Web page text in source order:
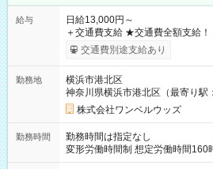
給与
日給13,000円～
＋交通費支給 ★交通費全額支給！ ┗案件により規定あり ★日払
いOK！（規定あり） ┗働いたそ
ンビニATMから 日払い分を引き落とせます！
交通費別途支給あり
勤務地
横浜市港北区
神奈川県横浜市港北区（最寄り駅
株式会社ワンベルウッズ
勤務時間
勤務時間は指定なし
変形労働時間制 想定労働時間160時間/月 【シフト例
～21：00